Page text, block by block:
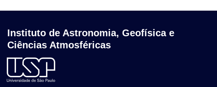
Instituto de Astronomia, Geofísica e
Ciências Atmosféricas